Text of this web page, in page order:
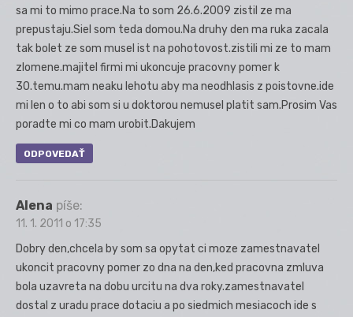
sa mi to mimo prace.Na to som 26.6.2009 zistil ze ma
prepustaju.Siel som teda domou.Na druhy den ma ruka zacala
tak bolet ze som musel ist na pohotovost.zistili mi ze to mam
zlomene.majitel firmi mi ukoncuje pracovny pomer k
30.temu.mam neaku lehotu aby ma neodhlasis z poistovne.ide
mi len o to abi som si u doktorou nemusel platit sam.Prosim Vas
poradte mi co mam urobit.Dakujem
ODPOVEDAŤ
Alena píše:
11. 1. 2011 o 17:35
Dobry den,chcela by som sa opytat ci moze zamestnavatel
ukoncit pracovny pomer zo dna na den,ked pracovna zmluva
bola uzavreta na dobu urcitu na dva roky.zamestnavatel
dostal z uradu prace dotaciu a po siedmich mesiacoch ide s